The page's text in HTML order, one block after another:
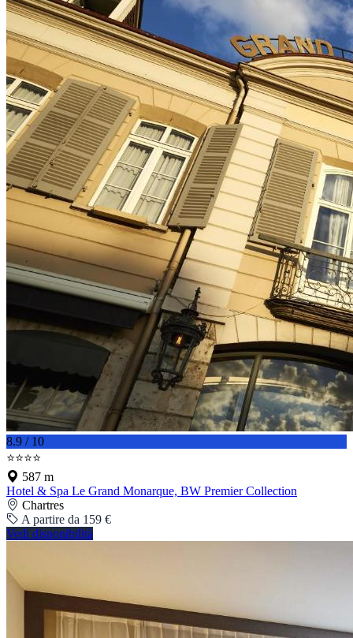
8.9 / 10
⭐⭐⭐⭐
587 m
Hotel & Spa Le Grand Monarque, BW Premier Collection
Chartres
A partire da 159 €
Vedi disponibilità